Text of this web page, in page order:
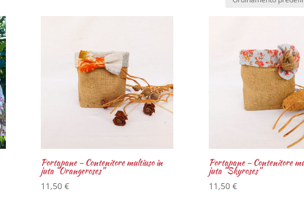
Portapane – Contenitore multiuso in
juta “Orangeroses”
11,50 €
Portapane – Contenitore
juta “Skyroses”
11,50 €